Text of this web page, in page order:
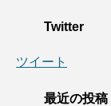
Twitter
ツイート
最近の投稿